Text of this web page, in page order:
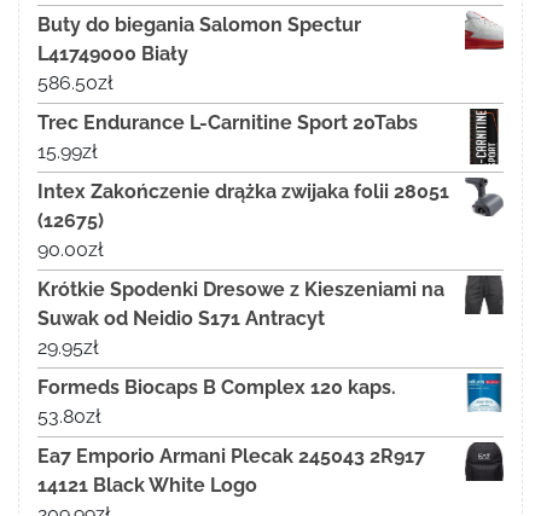
Buty do biegania Salomon Spectur
L41749000 Biały
586.50zł
Trec Endurance L-Carnitine Sport 20Tabs
15.99zł
Intex Zakończenie drążka zwijaka folii 28051
(12675)
90.00zł
Krótkie Spodenki Dresowe z Kieszeniami na
Suwak od Neidio S171 Antracyt
29.95zł
Formeds Biocaps B Complex 120 kaps.
53.80zł
Ea7 Emporio Armani Plecak 245043 2R917
14121 Black White Logo